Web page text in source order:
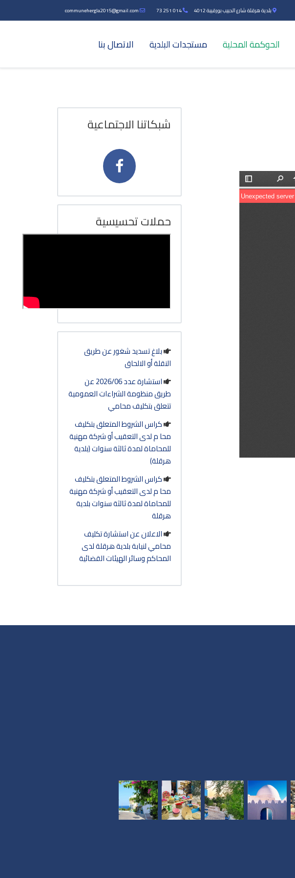
بلدية هرقلة شارع الحبيب بورقيبة 4012 014 251 73
communehergla2015@gmail.com
الحوكمة المحلية مستجدات البلدية الاتصال بنا
شبكاتنا الاجتماعية
حملات تحسيسية
بلاغ تسديد شغور عن طريق
النقلة أو الالحاق
استشارة عدد 2026/06 عن
طريق منظومة الشراءات العمومية
تتعلق بتكليف محامي
كراس الشروط المتعلق بتكليف
محا م لدى التعقيب أو شركة مهنية
للمحاماة لمدة ثالثة سنوات (بلدية
هرقلة)
كراس الشروط المتعلق بتكليف
محا م لدى التعقيب أو شركة مهنية
للمحاماة لمدة ثالثة سنوات بلدية
هرقلة
الاعلان عن استشارة تكليف
محامي لنيابة بلدية هرقلة لدى
المحاكم وسائر الهيئات القضائية